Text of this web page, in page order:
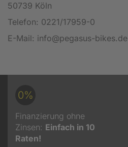
50739 Köln
Telefon: 0221/17959-0
E-Mail: info@pegasus-bikes.de
0%
Finanzierung ohne
Zinsen: Einfach in 10
Raten!